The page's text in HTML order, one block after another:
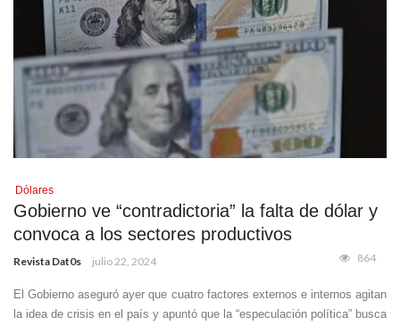
Dólares
Gobierno ve “contradictoria” la falta de dólar y
convoca a los sectores productivos
Revista Dat0s julio 22, 2024 864
El Gobierno aseguró ayer que cuatro factores externos e internos agitan
la idea de crisis en el país y apuntó que la “especulación política” busca